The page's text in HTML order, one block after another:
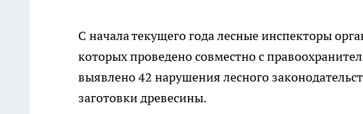
С начала текущего года лесные инспекторы
которых проведено совместно с
выявлено 42 нарушения лесного
заготовки древесины.